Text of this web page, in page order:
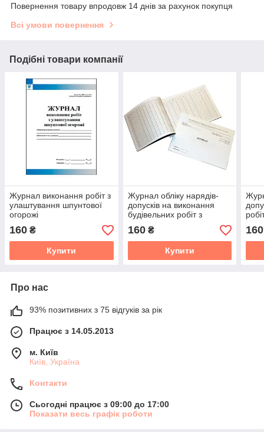
Повернення товару впродовж 14 днів за рахунок покупця
Всі умови повернення
Подібні товари компанії
Журнал виконання робіт з
улаштування шпунтової
огорожі
160 ₴
Купити
Журнал обліку нарядів-
допусків на виконання
будівельних робіт з
підвищеною небезпекою.
Додаток І до ДБН А. 3.2-
2:2009
160₴
Купити
160
Про нас
93% позитивних з 75 відгуків за рік
Працює з 14.05.2013
м. Київ
Київ, Україна
Контакти
Сьогодні працює з 09:00 до 17:00
Показати весь графік роботи